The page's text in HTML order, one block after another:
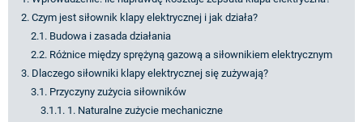
2. Czym jest siłownik klapy elektrycznej i jak działa?
2.1. Budowa i zasada działania
2.2. Różnice między sprężyną gazową a siłownikiem elektrycznym
3. Dlaczego siłowniki klapy elektrycznej się zużywają?
3.1. Przyczyny zużycia siłowników
3.1.1. 1. Naturalne zużycie mechaniczne